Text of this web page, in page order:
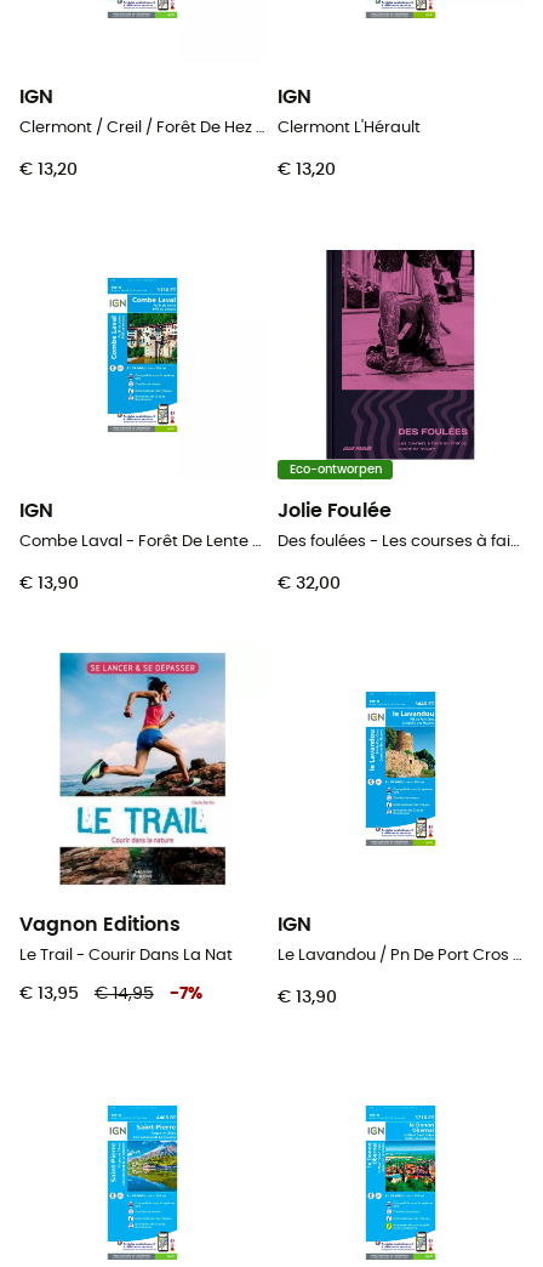
IGN
Clermont / Creil / Forêt De Hez / Froidmont
€ 13,20
IGN
Clermont L'Hérault
€ 13,20
IGN
€ 13,90
Eco-ontworpen
Jolie Foulée
€ 32,00
Vagnon Editions
Le Trail - Courir Dans La Nat
€ 13,95 € 14,95 -7%
IGN
€ 13,90